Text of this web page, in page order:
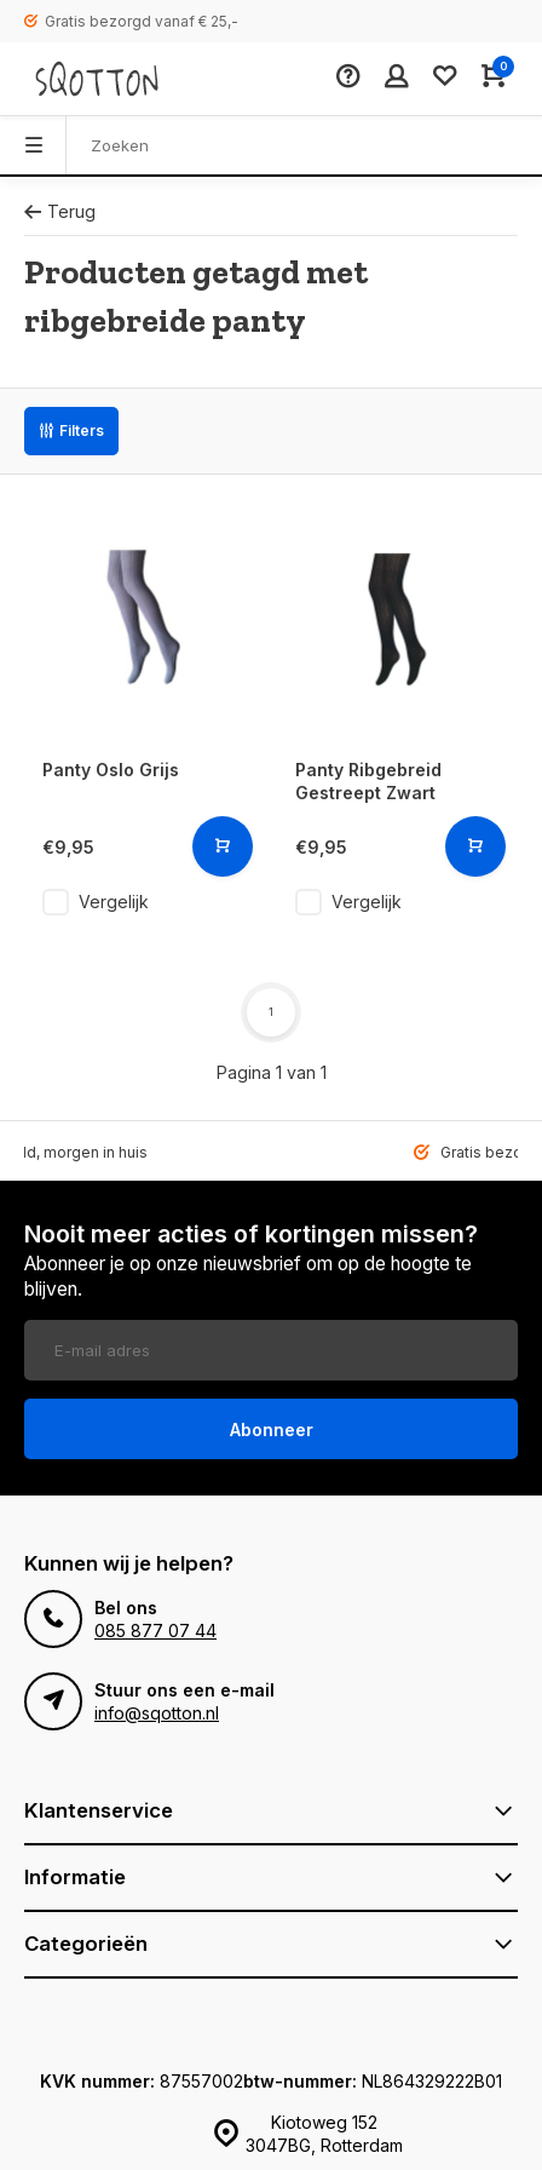
Gratis bezorgd vanaf € 25,-
0
Terug
Producten getagd met
ribgebreide panty
Filters
Panty Oslo Grijs
€9,95
Vergelijk
Panty Ribgebreid
Gestreept Zwart
€9,95
Vergelijk
Pagina 1 van 1
1
morgen in huis Gratis
Nooit meer acties of kortingen missen?
Abonneer je op onze nieuwsbrief om op de hoogte te
blijven.
Abonneer
Kunnen wij je helpen?
Bel ons
085 877 07 44
Stuur ons een e-mail
info@sqotton.nl
Klantenservice
Informatie
Categorieën
Kiotoweg 152
3047BG, Rotterdam
KVK nummer: 87557002btw-nummer: NL864329222B01